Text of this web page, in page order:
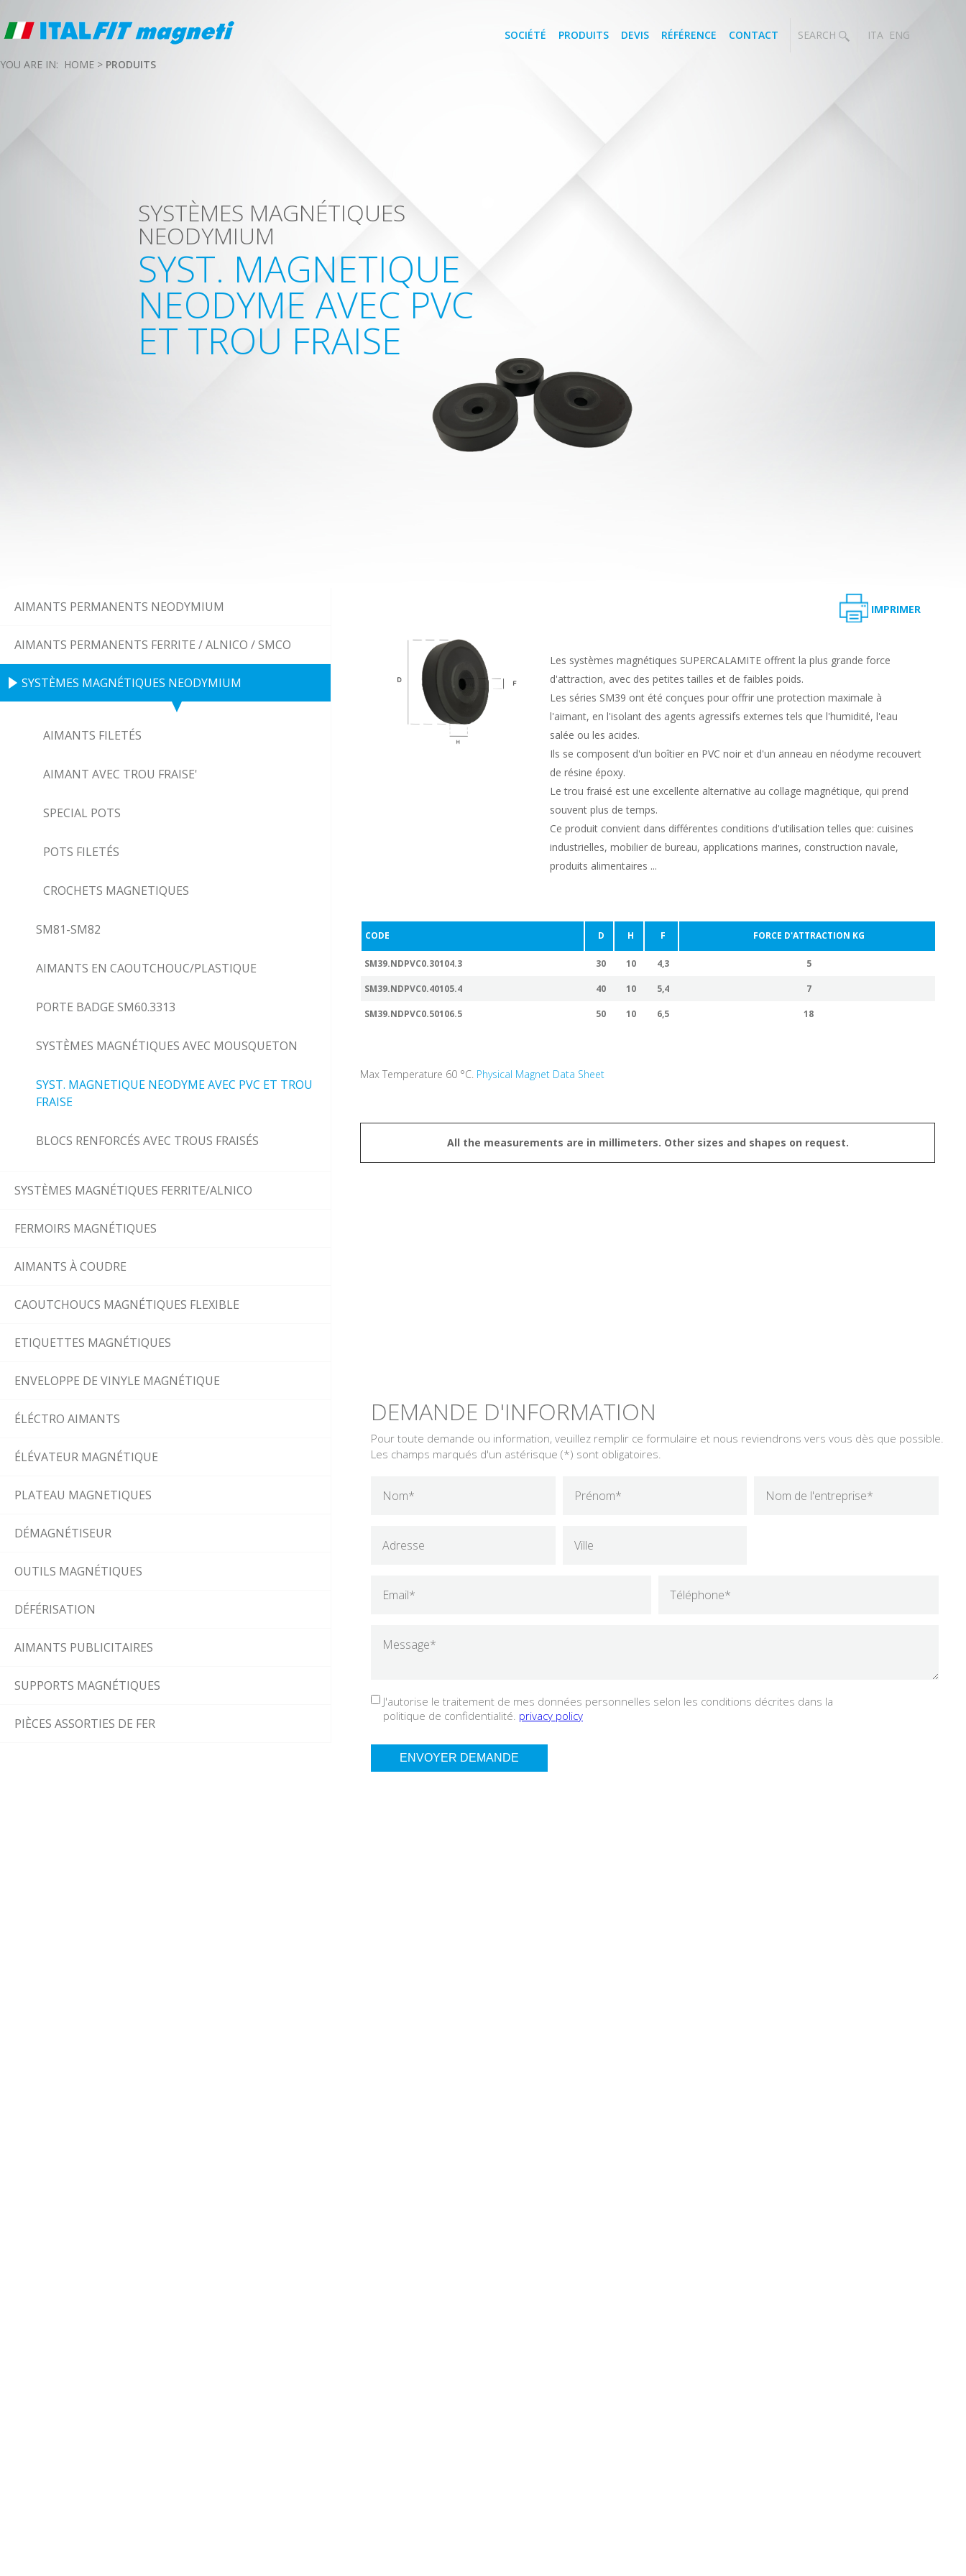
SEARCH ITA ENG
SOCIÉTÉ PRODUITS DEVIS RÉFÉRENCE CONTACT
YOU ARE IN: HOME > PRODUITS
SYSTÈMES MAGNÉTIQUES
NEODYMIUM
SYST. MAGNETIQUE
NEODYME AVEC PVC
ET TROU FRAISE
AIMANTS PERMANENTS NEODYMIUM
AIMANTS PERMANENTS FERRITE / ALNICO / SMCO
SYSTÈMES MAGNÉTIQUES NEODYMIUM
AIMANTS FILETÉS
AIMANT AVEC TROU FRAISE'
SPECIAL POTS
POTS FILETÉS
CROCHETS MAGNETIQUES
SM81-SM82
AIMANTS EN CAOUTCHOUC/PLASTIQUE
PORTE BADGE SM60.3313
SYSTÈMES MAGNÉTIQUES AVEC MOUSQUETON
SYST. MAGNETIQUE NEODYME AVEC PVC ET TROU
FRAISE
BLOCS RENFORCÉS AVEC TROUS FRAISÉS
SYSTÈMES MAGNÉTIQUES FERRITE/ALNICO
FERMOIRS MAGNÉTIQUES
AIMANTS À COUDRE
CAOUTCHOUCS MAGNÉTIQUES FLEXIBLE
ETIQUETTES MAGNÉTIQUES
ENVELOPPE DE VINYLE MAGNÉTIQUE
ÉLÉCTRO AIMANTS
ÉLÉVATEUR MAGNÉTIQUE
PLATEAU MAGNETIQUES
DÉMAGNÉTISEUR
OUTILS MAGNÉTIQUES
DÉFÉRISATION
AIMANTS PUBLICITAIRES
SUPPORTS MAGNÉTIQUES
PIÈCES ASSORTIES DE FER
IMPRIMER
Les systèmes magnétiques SUPERCALAMITE offrent la plus grande force
d'attraction, avec des petites tailles et de faibles poids.
Les séries SM39 ont été conçues pour offrir une protection maximale à
l'aimant, en l'isolant des agents agressifs externes tels que l'humidité, l'eau
salée ou les acides.
Ils se composent d'un boîtier en PVC noir et d'un anneau en néodyme recouvert
de résine époxy.
Le trou fraisé est une excellente alternative au collage magnétique, qui prend
souvent plus de temps.
Ce produit convient dans différentes conditions d'utilisation telles que: cuisines
industrielles, mobilier de bureau, applications marines, construction navale,
produits alimentaires ...
CODE D H F FORCE D'ATTRACTION KG
SM39.NDPVC0.30104.3 30 10 4,3 5
SM39.NDPVC0.40105.4 40 10 5,4 7
SM39.NDPVC0.50106.5 50 10 6,5 18
Max Temperature 60 °C. Physical Magnet Data Sheet
All the measurements are in millimeters. Other sizes and shapes on request.
DEMANDE D'INFORMATION
Pour toute demande ou information, veuillez remplir ce formulaire et nous reviendrons vers vous dès que possible.
Les champs marqués d'un astérisque (*) sont obligatoires.
J'autorise le traitement de mes données personnelles selon les conditions décrites dans la
politique de confidentialité. privacy policy